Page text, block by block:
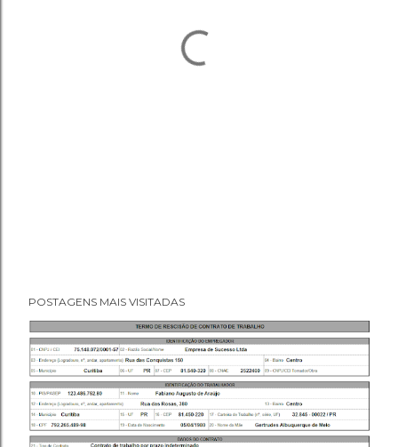
POSTAGENS MAIS VISITADAS